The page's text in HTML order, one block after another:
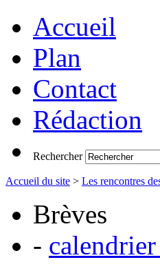
Accueil
Plan
Contact
Rédaction
Rechercher
Accueil du site > Les rencontres
Brèves
-